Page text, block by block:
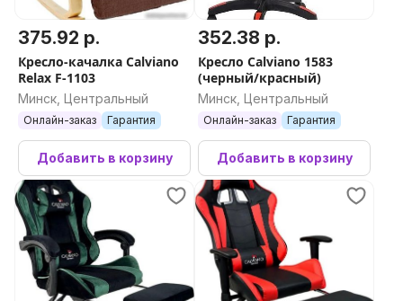
375.92 р.
Кресло-качалка Calviano
Relax F-1103
Минск, Центральный
Онлайн-заказ Гарантия
Добавить в корзину
352.38 р.
Кресло Calviano 1583
(черный/красный)
Минск, Центральный
Онлайн-заказ Гарантия
Добавить в корзину